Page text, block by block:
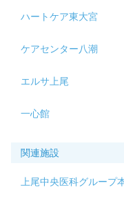
ハートケア東大宮
ケアセンター八潮
エルサ上尾
一心館
関連施設
上尾中央医科グループ